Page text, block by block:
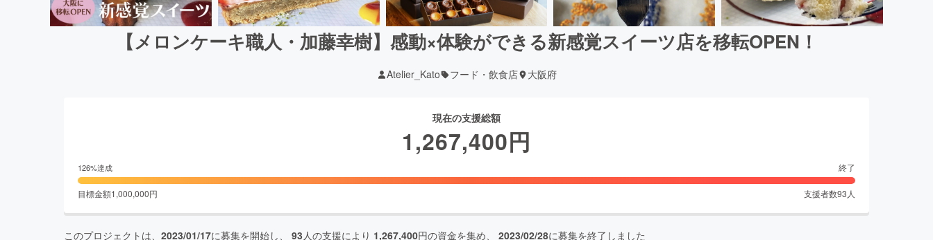
【メロンケーキ職人・加藤幸樹】感動×体験ができる新感覚スイーツ店を移転OPEN！
Atelier_Kato フード・飲食店 大阪府
現在の支援総額
1,267,400円
126%達成 終了
目標金額1,000,000円 支援者数93人
このプロジェクトは、 2023/01/17に募集を開始し、 93人の支援により 1,267,400円の資金を集め、 2023/02/28に募集を終了しました